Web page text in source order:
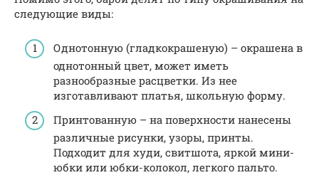
следующие виды:
Однотонную (гладкокрашеную) – окрашена в
однотонный цвет, может иметь
разнообразные расцветки. Из нее
изготавливают платья, школьную форму.
Принтованную – на поверхности нанесены
различные рисунки, узоры, принты.
Подходит для худи, свитшота, яркой мини-
юбки или юбки-колокол, легкого пальто.